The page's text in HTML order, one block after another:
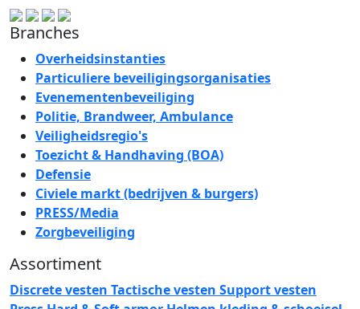
Branches
Overheidsinstanties
Particuliere beveiligingsorganisaties
Evenementenbeveiliging
Politie, Brandweer, Ambulance
Veiligheidsregio's
Toezicht & Handhaving (BOA)
Defensie
Civiele markt (bedrijven & burgers)
PRESS/Media
Zorgbeveiliging
Assortiment
Discrete vesten Tactische vesten Support vesten